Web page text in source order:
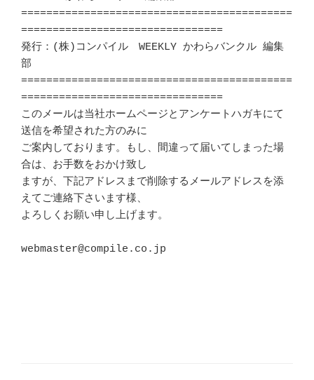
===========================================
================================
発行：(株)コンパイル　WEEKLY かわらバンクル 編集
部
===========================================
================================
このメールは当社ホームページとアンケートハガキにて
送信を希望された方のみに
ご案内しております。もし、間違って届いてしまった場
合は、お手数をおかけ致し
ますが、下記アドレスまで削除するメールアドレスを添
えてご連絡下さいます様、
よろしくお願い申し上げます。
webmaster@compile.co.jp